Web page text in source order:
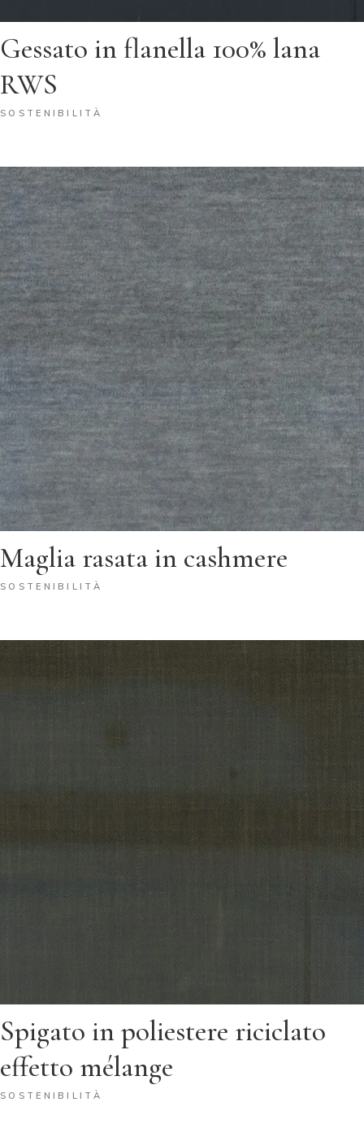
Gessato in flanella 100% lana
RWS
SOSTENIBILITÀ
Maglia rasata in cashmere
SOSTENIBILITÀ
Spigato in poliestere riciclato
effetto mélange
SOSTENIBILITÀ